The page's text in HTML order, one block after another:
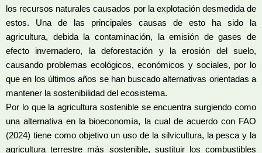
los recursos naturales causados por la explotación desmedida de
estos. Una de las principales causas de esto ha sido la
agricultura, debida la contaminación, la emisión de gases de
efecto invernadero, la deforestación y la erosión del suelo,
causando problemas ecológicos, económicos y sociales, por lo
que en los últimos años se han buscado alternativas orientadas a
mantener la sostenibilidad del ecosistema.
Por lo que la agricultura sostenible se encuentra surgiendo como
una alternativa en la bioeconomía, la cual de acuerdo con FAO
(2024) tiene como objetivo un uso de la silvicultura, la pesca y la
agricultura terrestre más sostenible, sustituir los combustibles